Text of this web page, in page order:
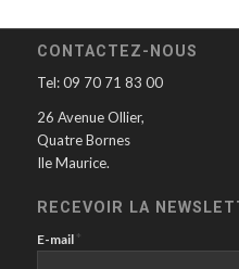
CONTACTEZ-NOUS
Tel: 09 70 71 83 00
26 Avenue Ollier,
Quatre Bornes
Ile Maurice.
RECEVOIR LA
E-mail *